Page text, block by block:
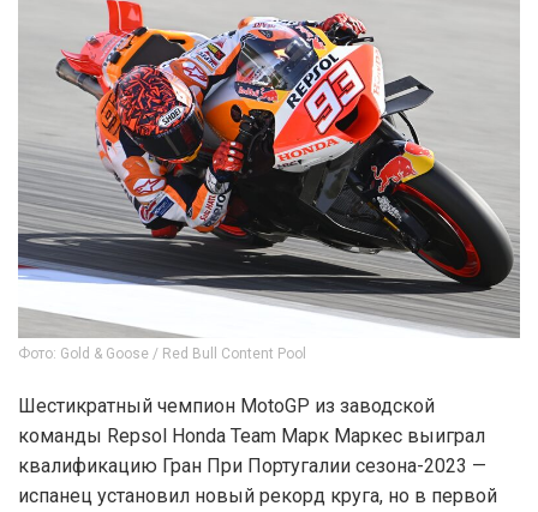
Фото: Gold & Goose / Red Bull Content Pool
Шестикратный чемпион MotoGP из заводской
команды Repsol Honda Team Марк Маркес выиграл
квалификацию Гран При Португалии сезона-2023 —
испанец установил новый рекорд круга, но в первой